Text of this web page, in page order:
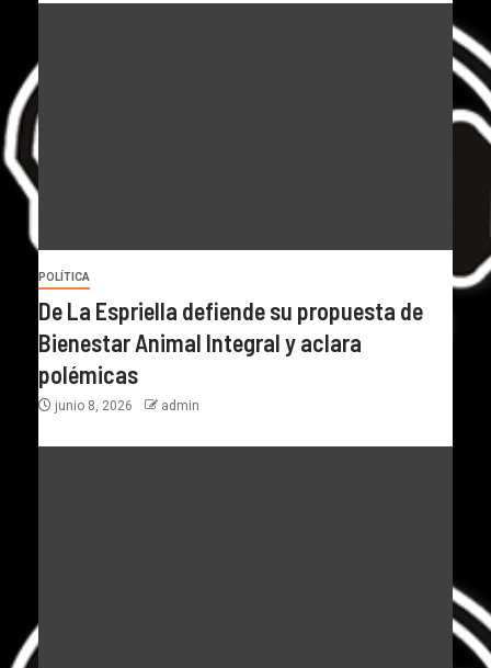
POLÍTICA
De La Espriella defiende su propuesta de
Bienestar Animal Integral y aclara
polémicas
junio 8, 2026 admin